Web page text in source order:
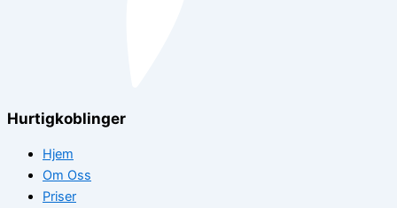
Hurtigkoblinger
Hjem
Om Oss
Priser